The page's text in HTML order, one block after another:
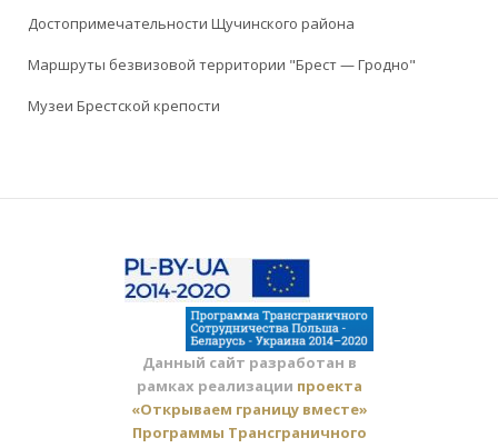
Достопримечательности Щучинского района
Маршруты безвизовой территории "Брест — Гродно"
Музеи Брестской крепости
Данный сайт разработан в
рамках реализации проекта
«Открываем границу вместе»
Программы Трансграничного